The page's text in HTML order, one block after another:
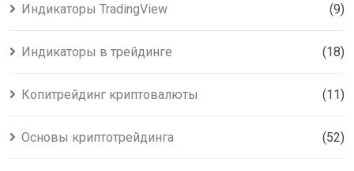
Индикаторы TradingView (9)
Индикаторы в трейдинге (18)
Копитрейдинг криптовалюты (11)
Основы криптотрейдинга (52)